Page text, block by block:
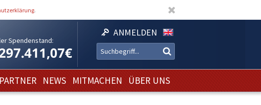
.
Spendenstand:
ANMELDEN
PARTNER NEWS MITMACHEN ÜBER UNS